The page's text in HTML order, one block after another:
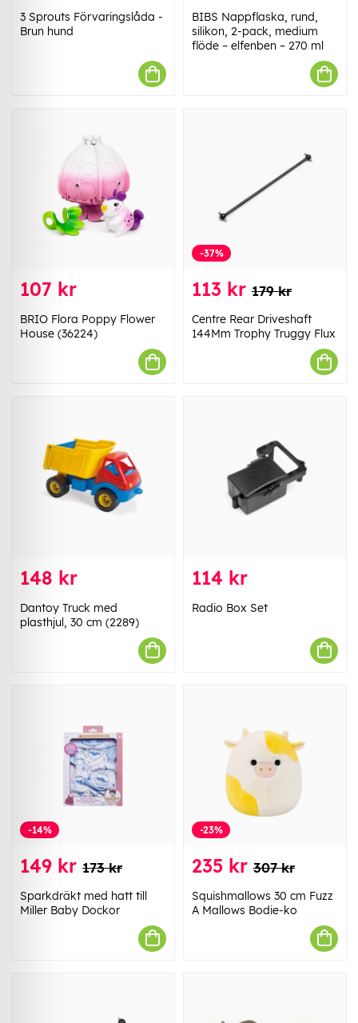
3 Sprouts Förvaringslåda -
Brun hund
BIBS Nappflaska, rund,
silikon, 2-pack, medium
flöde – elfenben – 270 ml
107 kr
BRIO Flora Poppy Flower
House (36224)
-37%
113 kr 179 kr
Centre Rear Driveshaft
144Mm Trophy Truggy Flux
148 kr
Dantoy Truck med
plasthjul, 30 cm (2289)
114 kr
Radio Box Set
-14%
149 kr 173 kr
Sparkdräkt med hatt till
Miller Baby Dockor
-23%
235 kr 307 kr
Squishmallows 30 cm Fuzz
A Mallows Bodie-ko